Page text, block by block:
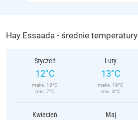
Hay Essaada - średnie temperatury
Styczeń
12°C
maks. 18°C
min. 7°C
Luty
13°C
maks. 19°C
min. 8°C
Kwiecień Maj